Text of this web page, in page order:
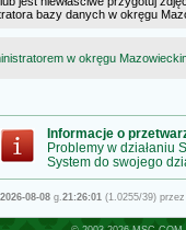
bazy danych w okręgu
w okręgu
Informacje o
Problemy w działaniu
System do swojego
2026-08-08g.21:26:01(1.0255/39)